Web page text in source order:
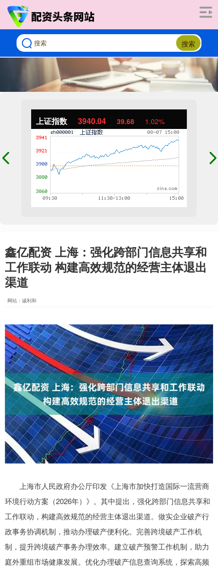
搜索
上证指数 3940.04 39.68 1.02%
鑫亿配资 上海：强化跨部门信息共享和
工作联动 构建高效规范的经营主体退出
渠道
网站：诚利和
上海市人民政府办公厅印发《上海市加快打造国际一流营商
环境行动方案（2026年）》。其中提出，强化跨部门信息共享和
工作联动，构建高效规范的经营主体退出渠道。做实企业破产行
政事务协调机制，推动办理破产便利化。完善跨境破产工作机
制，提升跨境破产事务办理效率。建立破产预警工作机制，助力
庭外重组市场健康发展。优化办理破产信息查询系统，探索高频